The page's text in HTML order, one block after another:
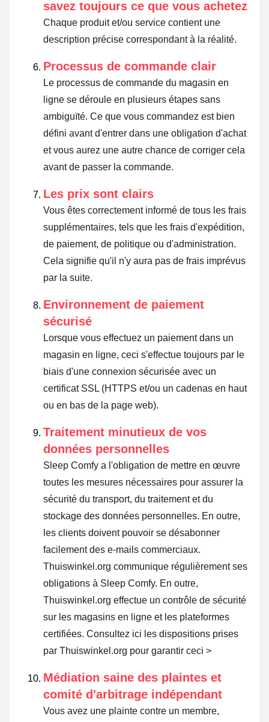
savez toujours ce que vous achetez
Chaque produit et/ou service contient une
description précise correspondant à la réalité.
Processus de commande clair
Le processus de commande du magasin en
ligne se déroule en plusieurs étapes sans
ambiguïté. Ce que vous commandez est bien
défini avant d'entrer dans une obligation d'achat
et vous aurez une autre chance de corriger cela
avant de passer la commande.
Les prix sont clairs
Vous êtes correctement informé de tous les frais
supplémentaires, tels que les frais d'expédition,
de paiement, de politique ou d'administration.
Cela signifie qu'il n'y aura pas de frais imprévus
par la suite.
Environnement de paiement
sécurisé
Lorsque vous effectuez un paiement dans un
magasin en ligne, ceci s'effectue toujours par le
biais d'une connexion sécurisée avec un
certificat SSL (HTTPS et/ou un cadenas en haut
ou en bas de la page web).
Traitement minutieux de vos
données personnelles
Sleep Comfy a l'obligation de mettre en œuvre
toutes les mesures nécessaires pour assurer la
sécurité du transport, du traitement et du
stockage des données personnelles. En outre,
les clients doivent pouvoir se désabonner
facilement des e-mails commerciaux.
Thuiswinkel.org communique régulièrement ses
obligations à Sleep Comfy. En outre,
Thuiswinkel.org effectue un contrôle de sécurité
sur les magasins en ligne et les plateformes
certifiées. Consultez ici les dispositions prises
par Thuiswinkel.org pour garantir ceci >
Médiation saine des plaintes et
comité d'arbitrage indépendant
Vous avez une plainte contre un membre,